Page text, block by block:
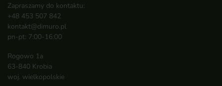
Zapraszamy do kontaktu:
+48 453 507 842
kontakt@dimuro.pl
pn-pt: 7:00-16:00
Rogowo 1a
63-840 Krobia
woj. wielkopolskie